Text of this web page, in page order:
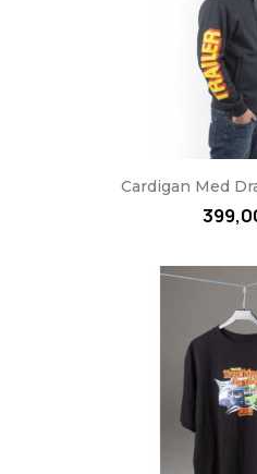
Cardigan Med